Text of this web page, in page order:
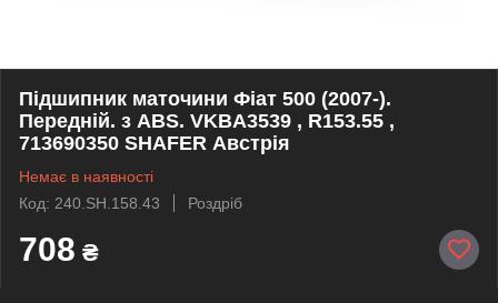
Підшипник маточини Фіат 500 (2007-).
Передній. з ABS. VKBA3539 , R153.55 ,
713690350 SHAFER Австрія
Немає в наявності
Код: 240.SH.158.43
Роздріб
708 ₴